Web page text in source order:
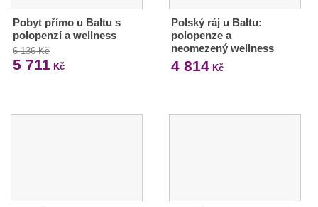
Pobyt přímo u Baltu s
polopenzí a wellness
6 136 Kč
5 711 Kč
Polský ráj u Baltu:
polopenze a
neomezený wellness
4 814Kč